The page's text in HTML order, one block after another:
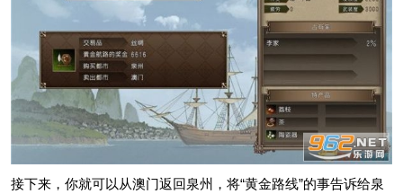
接下来，你就可以从澳门返回泉州，将“黄金路线”的事告诉给泉